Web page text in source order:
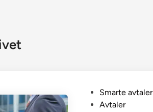
Smarte avtaler
Avtaler